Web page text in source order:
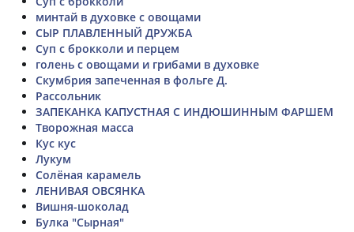
минтай в духовке с овощами
СЫР ПЛАВЛЕННЫЙ ДРУЖБА
Суп с брокколи и перцем
голень с овощами и грибами в духовке
Скумбрия запеченная в фольге Д.
Рассольник
ЗАПЕКАНКА КАПУСТНАЯ С ИНДЮШИННЫМ ФАРШЕМ
Творожная масса
Кус кус
Лукум
Солёная карамель
ЛЕНИВАЯ ОВСЯНКА
Вишня-шоколад
Булка "Сырная"